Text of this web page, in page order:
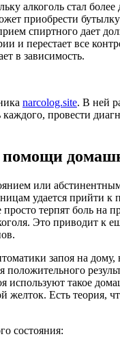
алкоголь стал
приобрести
спиртного дает
и перестает все
в зависимость.
narcolog.site. В ней
провести
или
удается прийти к
просто терпят боль на
Это приводит к
запоя на дому,
используют такое
Есть теория,
состояния: